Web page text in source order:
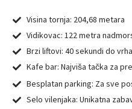
Visina tornja: 204,68 metara
Vidikovac: 122 metra
Brzi liftovi: 40 sekundi do vrha
Kafe bar: Najviša tačka za
Besplatan parking: Za sve
Selo vilenjaka: Unikatna